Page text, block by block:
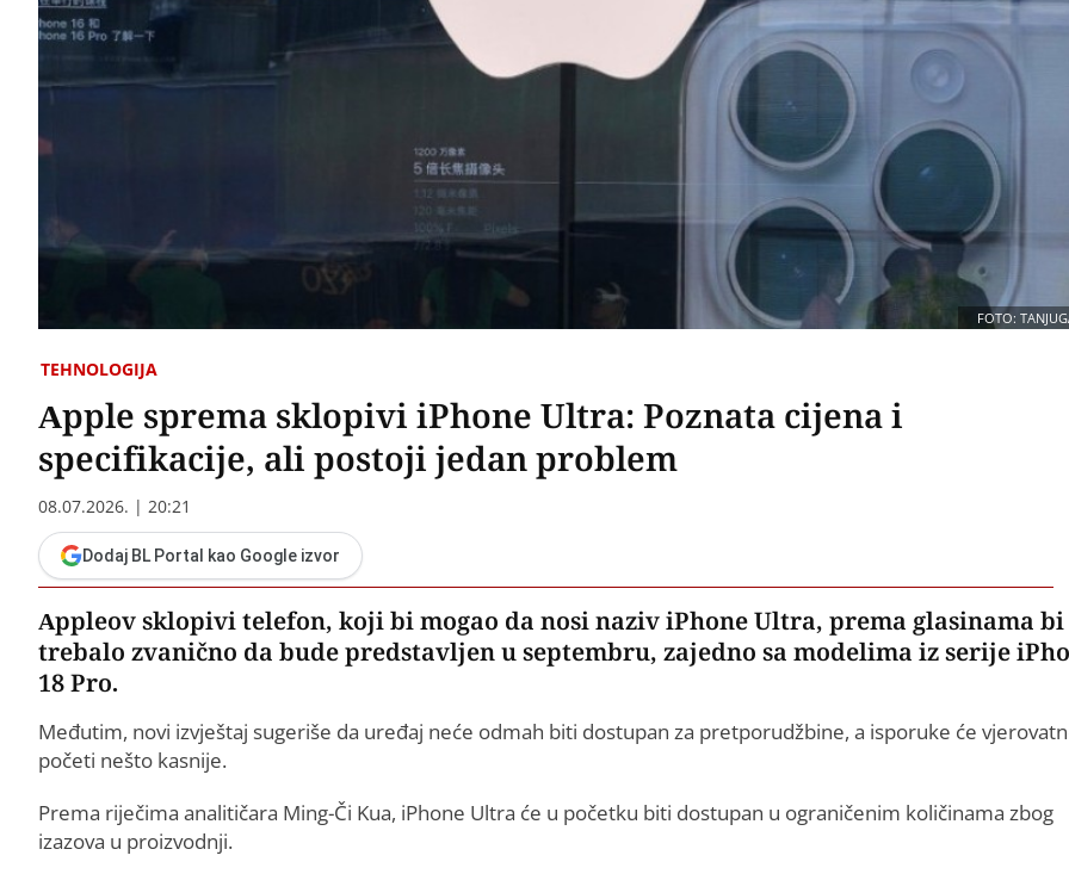
FOTO:
TEHNOLOGIJA
Apple sprema sklopivi iPhone Ultra: Poznata cijena i
specifikacije, ali postoji jedan problem
08.07.2026. | 20:21
Dodaj BL Portal kao Google izvor
Appleov sklopivi telefon, koji bi mogao da nosi naziv iPhone Ultra, prema glasinama bi
trebalo zvanično da bude predstavljen u septembru, zajedno sa modelima iz serije
18 Pro.
Međutim, novi izvještaj sugeriše da uređaj neće odmah biti dostupan za pretporudžbine, a isporuke će
početi nešto kasnije.
Prema riječima analitičara Ming-Či Kua, iPhone Ultra će u početku biti dostupan u ograničenim količinama zbog
izazova u proizvodnji.